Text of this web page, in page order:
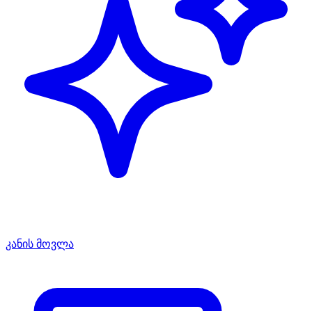
კანის მოვლა